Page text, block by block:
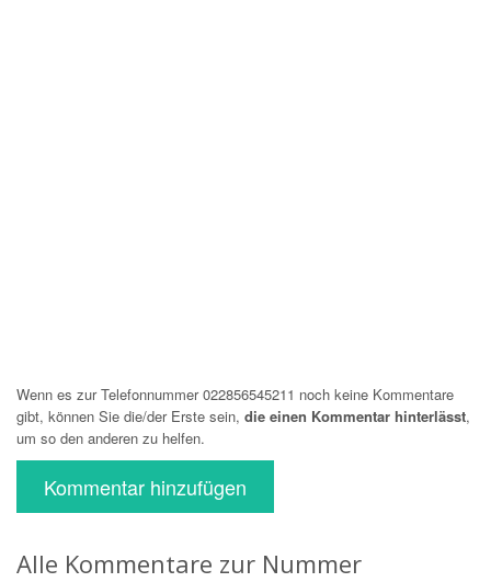
Wenn es zur Telefonnummer 022856545211 noch keine Kommentare
gibt, können Sie die/der Erste sein, die einen Kommentar hinterlässt,
um so den anderen zu helfen.
Kommentar hinzufügen
Alle Kommentare zur Nummer